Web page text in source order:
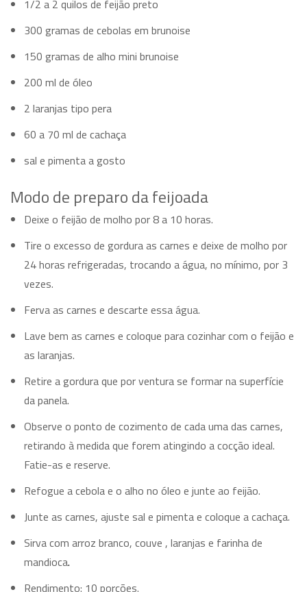
1/2 a 2 quilos de feijão preto
300 gramas de cebolas em brunoise
150 gramas de alho mini brunoise
200 ml de óleo
2 laranjas tipo pera
60 a 70 ml de cachaça
sal e pimenta a gosto
Modo de preparo da feijoada
Deixe o feijão de molho por 8 a 10 horas.
Tire o excesso de gordura as carnes e deixe de molho por
24 horas refrigeradas, trocando a água, no mínimo, por 3
vezes.
Ferva as carnes e descarte essa água.
Lave bem as carnes e coloque para cozinhar com o feijão e
as laranjas.
Retire a gordura que por ventura se formar na superfície
da panela.
Observe o ponto de cozimento de cada uma das carnes,
retirando à medida que forem atingindo a cocção ideal.
Fatie-as e reserve.
Refogue a cebola e o alho no óleo e junte ao feijão.
Junte as carnes, ajuste sal e pimenta e coloque a cachaça.
Sirva com arroz branco, couve , laranjas e farinha de
mandioca.
Rendimento: 10 porções.